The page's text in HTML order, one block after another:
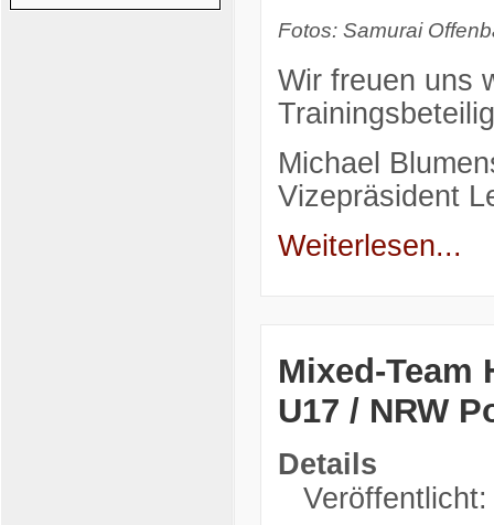
Fotos: Samurai
Wir freuen uns
Michael
Vizepräsident
Weiterlesen...
Mixed-Team
U17 / NRW
Details